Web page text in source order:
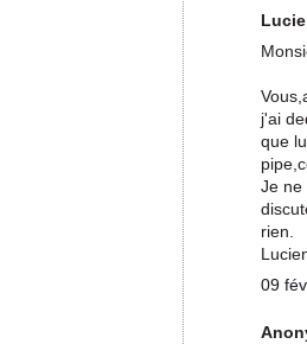
j'ai
que
Je ne
rien.
09